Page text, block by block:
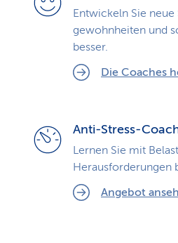
Entwickeln Sie
gewohnheiten und
besser.
Die Coaches
Anti-Stress-
Lernen Sie mit
Herausforderungen
Angebot